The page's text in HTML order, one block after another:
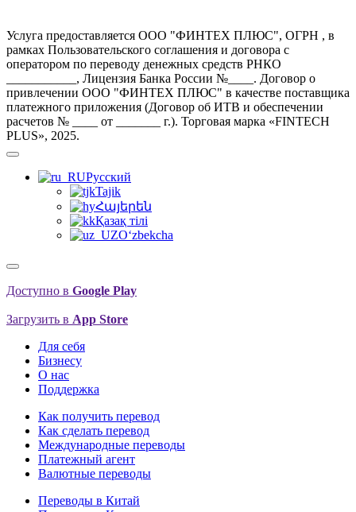
Услуга предоставляется ООО "ФИНТЕХ ПЛЮС", ОГРН , в
рамках Пользовательского соглашения и договора с
оператором по переводу денежных средств РНКО
___________, Лицензия Банка России №____. Договор о
привлечении ООО "ФИНТЕХ ПЛЮС" в качестве поставщика
платежного приложения (Договор об ИТВ и обеспечении
расчетов № ____ от _______ г.). Торговая марка «FINTECH
PLUS», 2025.
Русский
Tajik
Հայերեն
Қазақ тілі
O‘zbekcha
Доступно в Google Play
Загрузить в App Store
Для себя
Бизнесу
О нас
Поддержка
Как получить перевод
Как сделать перевод
Международные переводы
Платежный агент
Валютные переводы
Переводы в Китай